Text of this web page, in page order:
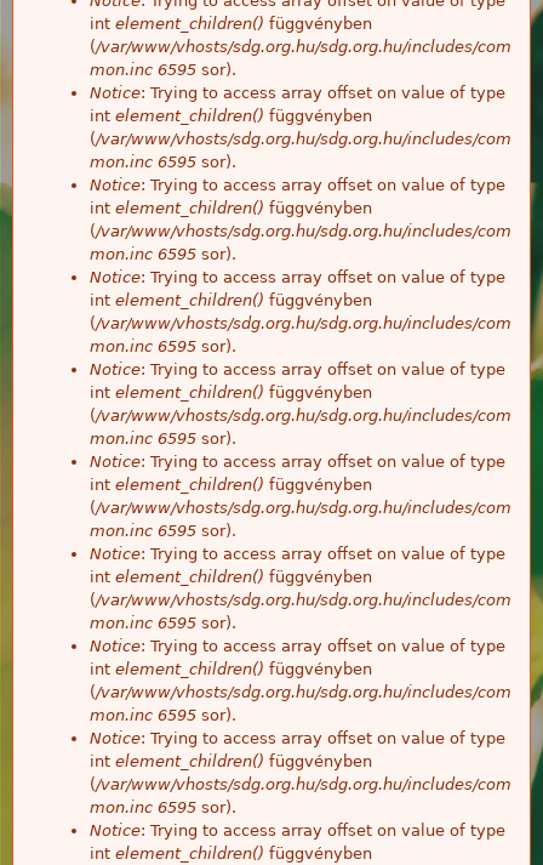
int element_children() függvényben
(/var/www/vhosts/sdg.org.hu/sdg.org.hu/includes/com
mon.inc 6595 sor).
Notice: Trying to access array offset on value of type
int element_children() függvényben
(/var/www/vhosts/sdg.org.hu/sdg.org.hu/includes/com
mon.inc 6595 sor).
Notice: Trying to access array offset on value of type
int element_children() függvényben
(/var/www/vhosts/sdg.org.hu/sdg.org.hu/includes/com
mon.inc 6595 sor).
Notice: Trying to access array offset on value of type
int element_children() függvényben
(/var/www/vhosts/sdg.org.hu/sdg.org.hu/includes/com
mon.inc 6595 sor).
Notice: Trying to access array offset on value of type
int element_children() függvényben
(/var/www/vhosts/sdg.org.hu/sdg.org.hu/includes/com
mon.inc 6595 sor).
Notice: Trying to access array offset on value of type
int element_children() függvényben
(/var/www/vhosts/sdg.org.hu/sdg.org.hu/includes/com
mon.inc 6595 sor).
Notice: Trying to access array offset on value of type
int element_children() függvényben
(/var/www/vhosts/sdg.org.hu/sdg.org.hu/includes/com
mon.inc 6595 sor).
Notice: Trying to access array offset on value of type
int element_children() függvényben
(/var/www/vhosts/sdg.org.hu/sdg.org.hu/includes/com
mon.inc 6595 sor).
Notice: Trying to access array offset on value of type
int element_children() függvényben
(/var/www/vhosts/sdg.org.hu/sdg.org.hu/includes/com
mon.inc 6595 sor).
Notice: Trying to access array offset on value of type
int element_children() függvényben